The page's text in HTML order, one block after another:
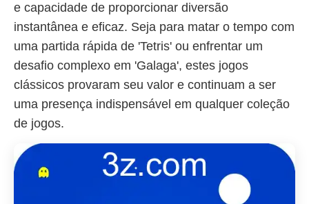
e capacidade de proporcionar diversão
instantânea e eficaz. Seja para matar o tempo com
uma partida rápida de 'Tetris' ou enfrentar um
desafio complexo em 'Galaga', estes jogos
clássicos provaram seu valor e continuam a ser
uma presença indispensável em qualquer coleção
de jogos.